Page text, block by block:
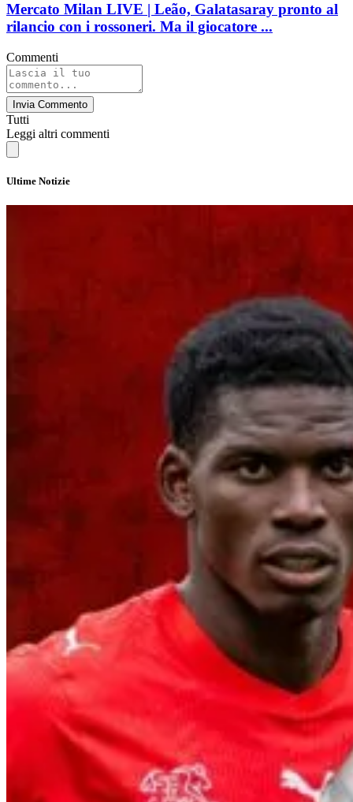
Mercato Milan LIVE | Leão, Galatasaray pronto al
rilancio con i rossoneri. Ma il giocatore ...
Commenti
Invia Commento
Tutti
Leggi altri commenti
Ultime Notizie